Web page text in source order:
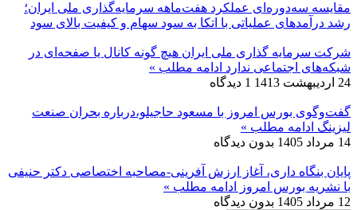
مقایسه سه‌دوره‌ای عملکرد هفت‌ماهه سرمایه‌گذاری ملی ایران؛
رشد درآمدهای عملیاتی با اتکا به سود سهام و کیفیت بالای سود
شرکت سرمایه گذاری ملی ایران هیچ گونه کانال یا صفحه‌ای در
شبکه‌های اجتماعی ندارد ادامه مطلب »
24 اردیبهشت 1413
1 دیدگاه
گفت‌وگوی بورس امروز با مسعود حاجیلو،درباره بحران صنعت
لیزینگ ادامه مطلب »
14 مرداد 1405
بدون دیدگاه
پایان بنگاه داری، آغاز ارزش آفرینی-مصاحبه اختصاصی دکتر حنیفی
با نشریه بورس امروز
ادامه مطلب »
12 مرداد 1405
بدون دیدگاه